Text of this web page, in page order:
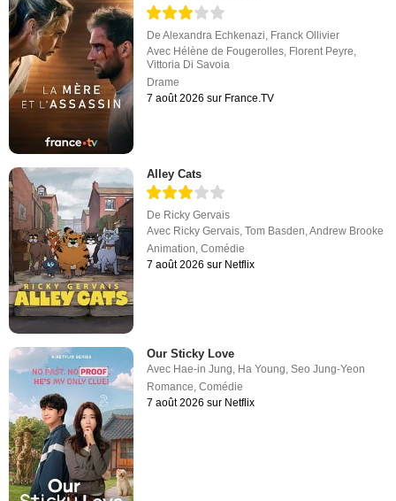
DeAlexandra Echkenazi Franck Ollivier
Avec Hélène de Fougerolles Florent Peyre
Vittoria Di Savoia
Drame
7 août 2026 sur France.TV
Alley Cats
De Ricky Gervais
Avec Ricky Gervais,Tom Basden,Andrew Brooke
Animation,Comédie
7 août 2026 sur Netflix
Our Sticky Love
Avec Hae-in Jung, Ha Young,Seo Jung-Yeon
Romance,Comédie
7 août 2026 sur Netflix